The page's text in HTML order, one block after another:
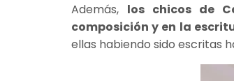
Además, los chicos de
composición y en la
ellas habiendo sido escritas